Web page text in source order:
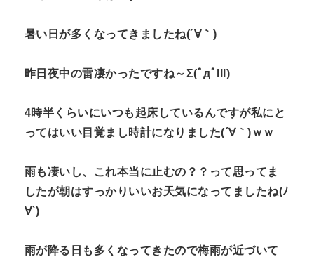
D
N
暑い日が多くなってきましたね(´∀｀)
昨日夜中の雷凄かったですね～Σ(ﾟдﾟlll)
4時半くらいにいつも起床しているんですが私にと
ってはいい目覚まし時計になりました(´∀｀)ｗｗ
雨も凄いし、これ本当に止むの？？って思ってま
したが朝はすっかりいいお天気になってましたね(ﾉ
∀`)
雨が降る日も多くなってきたので梅雨が近づいて